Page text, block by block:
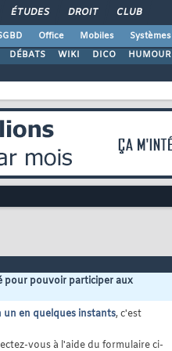
ÉTUDES DROIT CLUB
Office Mobiles
Systèmes
DÉBATS WIKI DICO HUMOUR
pour pouvoir participer aux
un en quelques instants, c'est
vous à l'aide du formulaire ci-